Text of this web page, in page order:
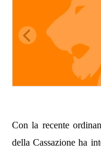
Con la recente
della Cassazione ha